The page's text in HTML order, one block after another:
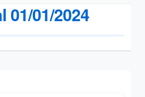
01/01/2024